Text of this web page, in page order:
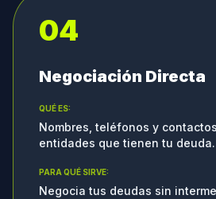
04
Negociación Directa
QUÉ ES:
Nombres, teléfonos y
entidades que tienen tu deuda.
PARA QUÉ SIRVE:
Negocia tus deudas sin